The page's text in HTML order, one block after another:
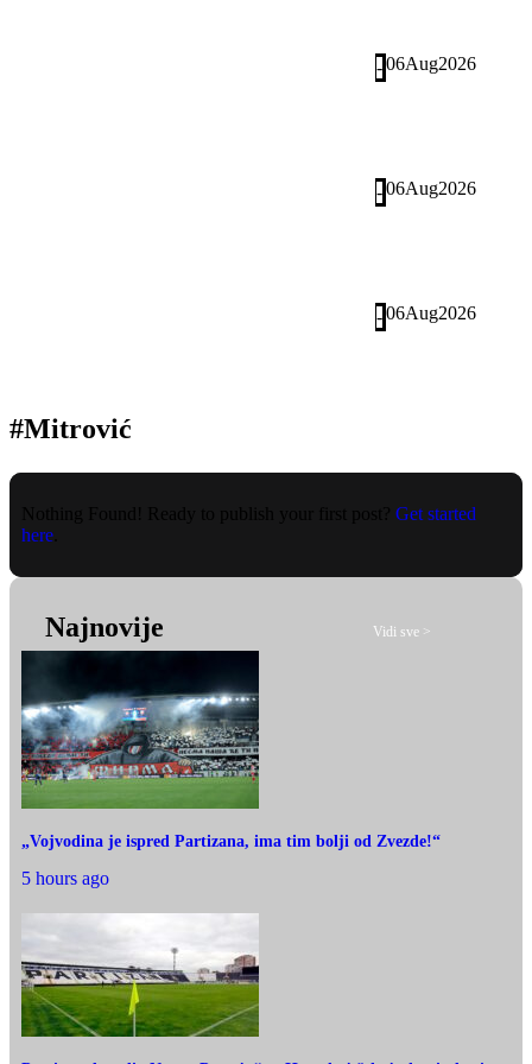
- 06Aug2026
- 06Aug2026
- 06Aug2026
#Mitrović
Get started
here
Najnovije Vidi sve >
„Vojvodina je ispred Partizana, ima tim bolji od Zvezde!“
5 hours ago